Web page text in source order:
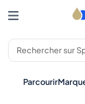
Parcourir